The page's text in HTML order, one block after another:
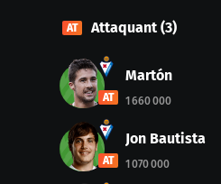
AT Attaquant (3)
AT
Martón
1 660 000
AT
Jon Bautista
1 070 000